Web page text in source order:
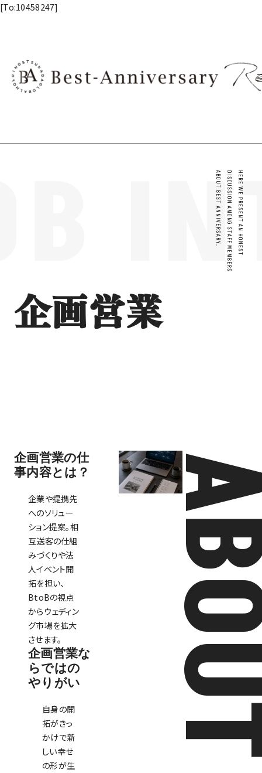
[To:10458247]
HERE WE PRESENT AN HONEST
DISCUSSION AMONG STAFF MEMBERS
ABOUT BEST ANNIVERSARY.
企画営業
企画営業の仕
事内容とは？
企業や提携先
へのソリュー
ション提案。相
互送客の仕組
みづくりや法
人イベント開
拓を担い、
BtoBの視点
からウェディン
グ市場を拡大
させます。
企画営業な
らではの
やりがい
自身の開
拓がきっ
かけで新
しい幸せ
の形が生